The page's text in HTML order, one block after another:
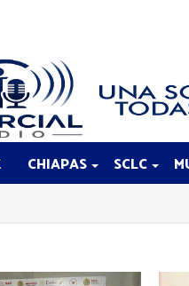
CHIAPAS SCLC